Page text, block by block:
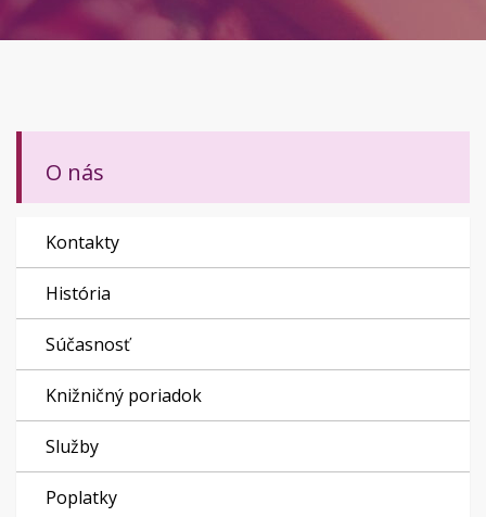
O nás
Kontakty
História
Súčasnosť
Knižničný poriadok
Služby
Poplatky